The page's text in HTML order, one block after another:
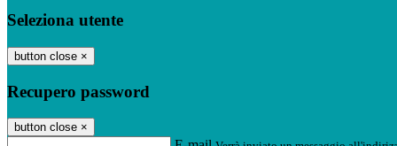
Seleziona utente
button close ×
Recupero password
button close ×